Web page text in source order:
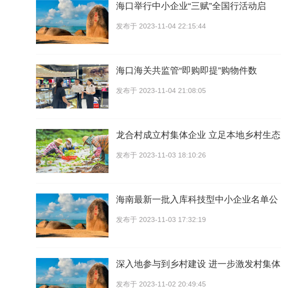
海口举行中小企业“三赋”全国行活动启
发布于 2023-11-04 22:15:44
海口海关共监管“即购即提”购物件数
发布于 2023-11-04 21:08:05
龙合村成立村集体企业 立足本地乡村生态
发布于 2023-11-03 18:10:26
海南最新一批入库科技型中小企业名单公
发布于 2023-11-03 17:32:19
深入地参与到乡村建设 进一步激发村集体
发布于 2023-11-02 20:49:45